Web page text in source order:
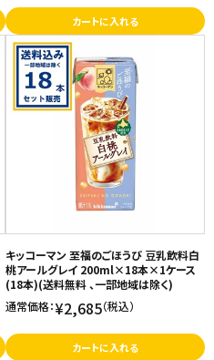
カートに入れる
キッコーマン 至福のごほうび 豆乳飲料白
桃アールグレイ 200ml×18本×1ケース
(18本)(送料無料 、一部地域は除く)
通常価格：¥2,685（税込）
カートに入れる